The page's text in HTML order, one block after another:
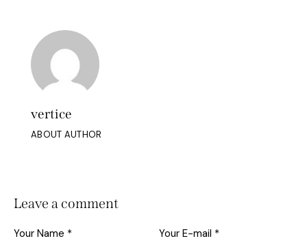
vertice
ABOUT AUTHOR
Leave a comment